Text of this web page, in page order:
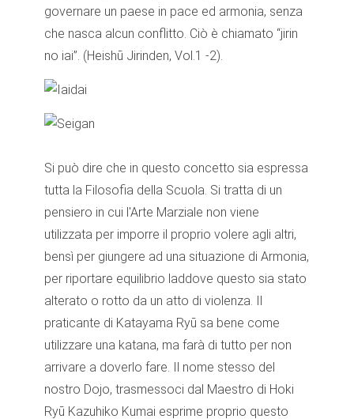
governare un paese in pace ed armonia, senza
che nasca alcun conflitto. Ciò è chiamato “jirin
no iai”. (Heishū Jirinden, Vol.1 -2).
Si può dire che in questo concetto sia espressa
tutta la Filosofia della Scuola. Si tratta di un
pensiero in cui l'Arte Marziale non viene
utilizzata per imporre il proprio volere agli altri,
bensì per giungere ad una situazione di Armonia,
per riportare equilibrio laddove questo sia stato
alterato o rotto da un atto di violenza. Il
praticante di Katayama Ryū sa bene come
utilizzare una katana, ma farà di tutto per non
arrivare a doverlo fare. Il nome stesso del
nostro Dojo, trasmessoci dal Maestro di Hoki
Ryū Kazuhiko Kumai esprime proprio questo